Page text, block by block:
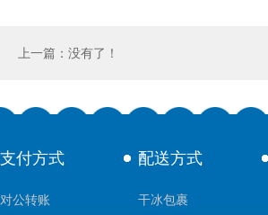
上一篇：没有了！
支付方式
对公转账
配送方式
干冰包裹